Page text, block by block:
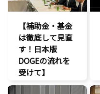
【補助金・基金
は徹底して見直
す！日本版
DOGEの流れを
受けて】
環境部会